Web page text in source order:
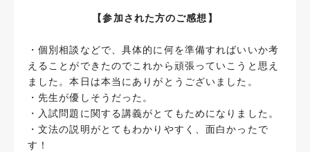
【参加された方のご感想】
・個別相談などで、具体的に何を準備すればいいか考
えることができたのでこれから頑張っていこうと思え
ました。本日は本当にありがとうございました。
・先生が優しそうだった。
・入試問題に関する講義がとてもためになりました。
・文法の説明がとてもわかりやすく、面白かったで
す！